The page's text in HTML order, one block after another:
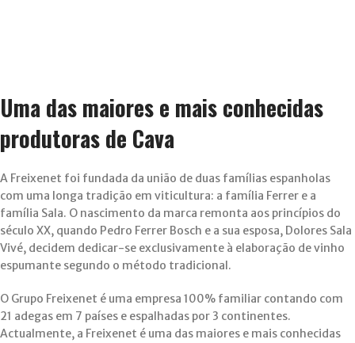
Uma das maiores e mais conhecidas
produtoras de Cava
A Freixenet foi fundada da união de duas famílias espanholas
com uma longa tradição em viticultura: a família Ferrer e a
família Sala. O nascimento da marca remonta aos princípios do
século XX, quando Pedro Ferrer Bosch e a sua esposa, Dolores Sala
Vivé, decidem dedicar-se exclusivamente à elaboração de vinho
espumante segundo o método tradicional.
O Grupo Freixenet é uma empresa 100% familiar contando com
21 adegas em 7 países e espalhadas por 3 continentes.
Actualmente, a Freixenet é uma das maiores e mais conhecidas